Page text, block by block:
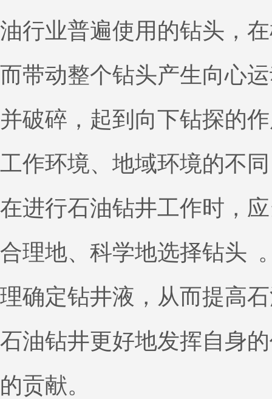
油行业普遍使用的钻头，
而带动整个钻头产生向心
并破碎，起到向下钻探的
工作环境、地域环境的不
在进行石油钻井工作时，
合理地、科学地选择钻头
理确定钻井液，从而提高
石油钻井更好地发挥自身
的贡献。